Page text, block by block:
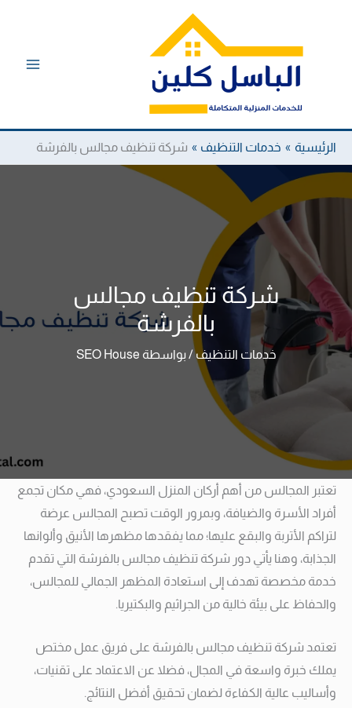
الرئيسية خدمات التنظيف شركة تنظيف مجالس بالفرشة
شركة تنظيف مجالس
بالفرشة
خدمات التنظيف/ بواسطة SEO House
تعتبر المجالس من أهم أركان المنزل السعودي، فهي مكان تجمع
أفراد الأسرة والضيافة، وبمرور الوقت تصبح المجالس عرضة
لتراكم الأتربة والبقع عليها؛ مما يفقدها مظهرها الأنيق وألوانها
الجذابة، وهنا يأتي دور شركة تنظيف مجالس بالفرشة التي تقدم
خدمة مخصصة تهدف إلى استعادة المظهر الجمالي للمجالس،
والحفاظ على بيئة خالية من الجراثيم والبكتيريا.
تعتمد شركة تنظيف مجالس بالفرشة على فريق عمل مختص
يملك خبرة واسعة في المجال، فضلا عن الاعتماد على تقنيات،
وأساليب عالية الكفاءة لضمان تحقيق أفضل النتائج.